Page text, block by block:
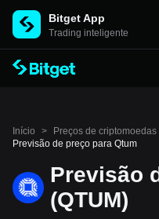
Bitget App
Trading inteligente
Início > Preços de criptomoedas
Previsão de preço para Qtum
Previsão
(QTUM)